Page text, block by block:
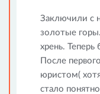
Заключили с
золотые
хрень. Теперь
После
юристом(
стало